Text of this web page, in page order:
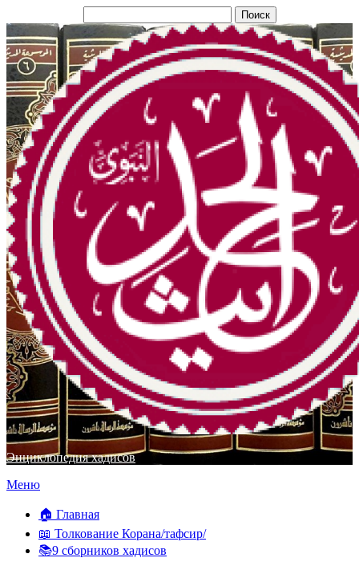
Энциклопедия хадисов
Перейти
содержимому
Меню
🏠 Главная
📖 Толкование Корана/тафсир/
📚9 сборников хадисов